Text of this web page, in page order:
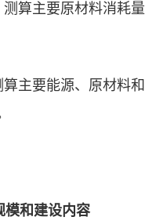
算主要原材料消耗量
主要能源、原材料和
模和建设内容